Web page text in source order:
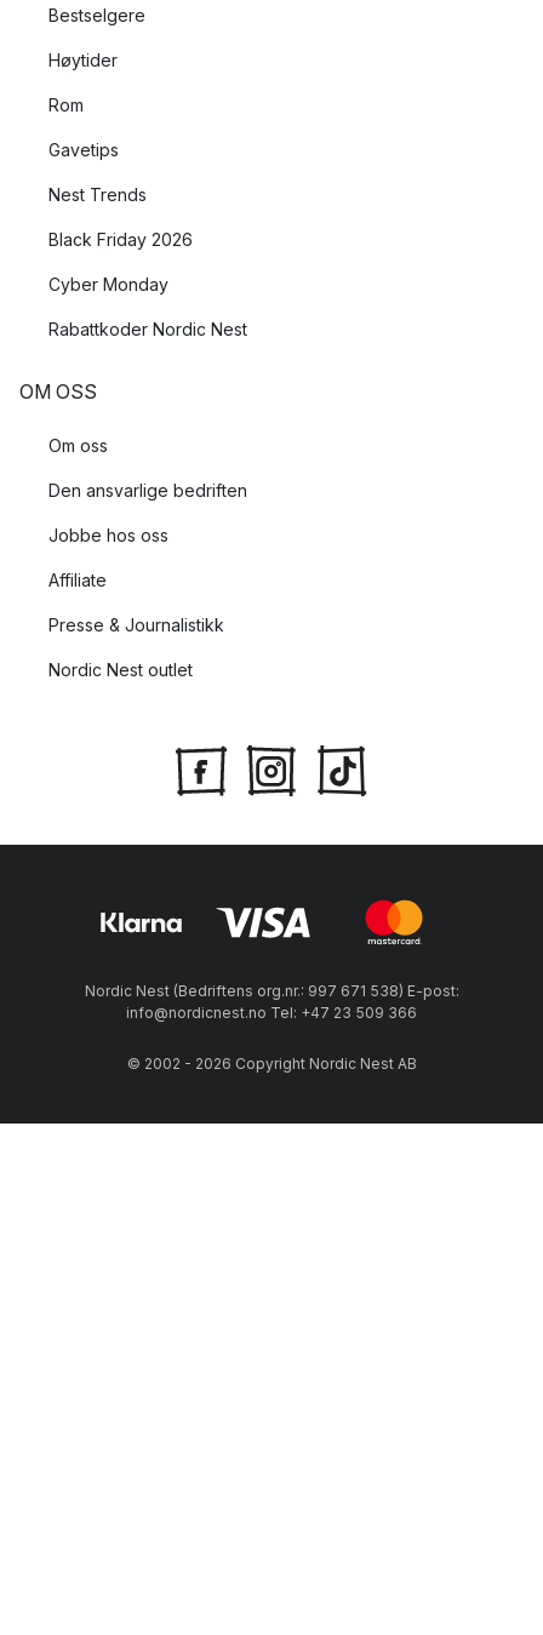
Bestselgere
Høytider
Rom
Gavetips
Nest Trends
Black Friday 2026
Cyber Monday
Rabattkoder Nordic Nest
OM OSS
Om oss
Den ansvarlige bedriften
Jobbe hos oss
Affiliate
Presse & Journalistikk
Nordic Nest outlet
Nordic Nest (Bedriftens org.nr.: 997 671 538) E-post:
info@nordicnest.no Tel: +47 23 509 366
© 2002 - 2026 Copyright Nordic Nest AB